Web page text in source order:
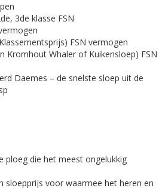
3de klasse FSN
FSN vermogen
Kromhout Whaler of Kuikensloep) FSN
Daemes – de snelste sloep uit de
ploeg die het meest ongelukkig
sloepprijs voor waarmee het heren en